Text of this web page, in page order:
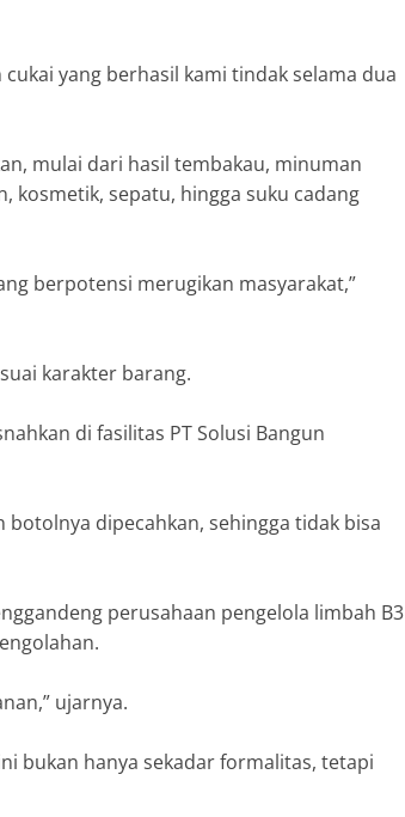
yang berhasil kami tindak selama dua
mulai dari hasil tembakau, minuman
kosmetik, sepatu, hingga suku cadang
berpotensi merugikan masyarakat,”
karakter barang.
di fasilitas PT Solusi Bangun
dipecahkan, sehingga tidak bisa
perusahaan pengelola limbah B3
ujarnya.
bukan hanya sekadar formalitas, tetapi